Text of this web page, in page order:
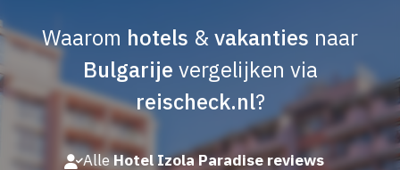
Waarom hotels &vakanties naar
Bulgarije vergelijken via
reischeck.nl?
AlleHotel Izola Paradise reviews